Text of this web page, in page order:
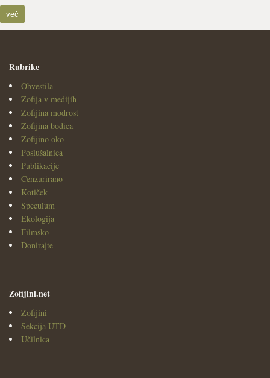
več
Rubrike
Obvestila
Zofija v medijih
Zofijina modrost
Zofijina bodica
Zofijino oko
Poslušalnica
Publikacije
Cenzurirano
Kotiček
Speculum
Ekologija
Filmsko
Donirajte
Zofijini.net
Zofijini
Sekcija UTD
Učilnica